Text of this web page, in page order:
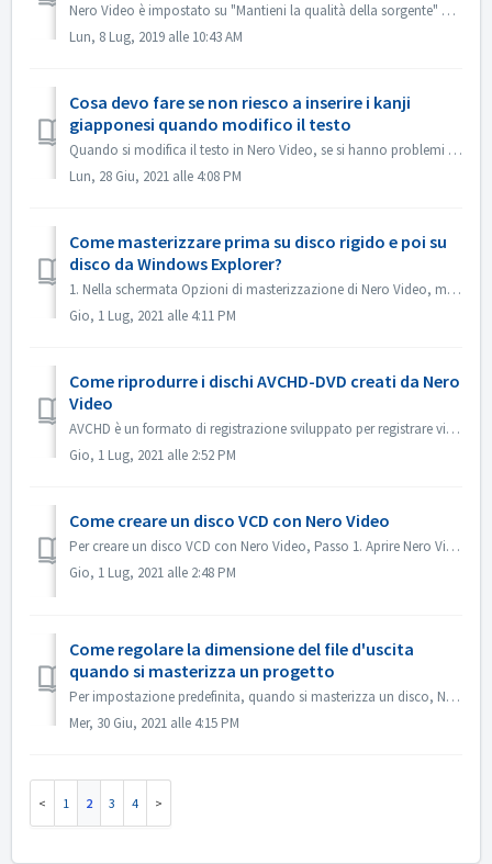
Nero Video è impostato su "Mantieni la qualità della sorgente" per impostazione predefinita. In questo modo il DVD, AVCHD, Blu-ray che ne risulta ...
Lun, 8 Lug, 2019 alle 10:43 AM
Cosa devo fare se non riesco a inserire i kanji
giapponesi quando modifico il testo
Quando si modifica il testo in Nero Video, se si hanno problemi con l'inserimento dei kanji giapponesi con alcuni editor di metodi di input, ad esempio ...
Lun, 28 Giu, 2021 alle 4:08 PM
Come masterizzare prima su disco rigido e poi su
disco da Windows Explorer?
1. Nella schermata Opzioni di masterizzazione di Nero Video, masterizza il progetto nella cartella del disco rigido. 2. Se la masterizzazione è riuscita, u...
Gio, 1 Lug, 2021 alle 4:11 PM
Come riprodurre i dischi AVCHD-DVD creati da Nero
Video
AVCHD è un formato di registrazione sviluppato per registrare video ad alta definizione su supporti come supporti DVD registrabili, hard disk e schede di me...
Gio, 1 Lug, 2021 alle 2:52 PM
Come creare un disco VCD con Nero Video
Per creare un disco VCD con Nero Video, Passo 1. Aprire Nero Video. Passo 2. Trascinare un file video in Nero Video Home, Nero Video aprirà la finestra di d...
Gio, 1 Lug, 2021 alle 2:48 PM
Come regolare la dimensione del file d'uscita
quando si masterizza un progetto
Per impostazione predefinita, quando si masterizza un disco, Nero Video cercherà di adattarsi all'intero spazio di un disco. Per alcuni casi, se non ha...
Mer, 30 Giu, 2021 alle 4:15 PM
1 2 3 4